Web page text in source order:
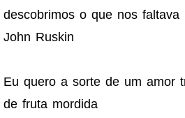
descobrimos o que nos
John Ruskin
Eu quero a sorte de um amor
de fruta mordida